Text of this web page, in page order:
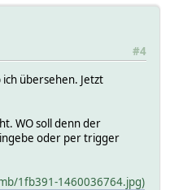
#4
übersehen. Jetzt
WO soll denn der
oder per trigger
1fb391-1460036764.jpg)